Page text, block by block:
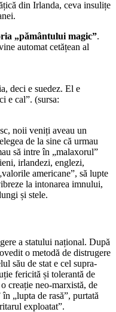
din Irlanda, ceva insulițe
„pământului magic”.
automat cetățean al
deci e suedez. El e
e cal”. (sursa:
noii veniți aveau un
de la sine că urmau
să intre în „malaxorul”
irlandezi, englezi,
americane”, să lupte
la intonarea imnului,
și stele.
a statului național. După
o metodă de distrugere
său de stat e cel supra-
fericită și tolerantă de
creație neo-marxistă, de
„lupta de rasă”, purtată
exploatat”.